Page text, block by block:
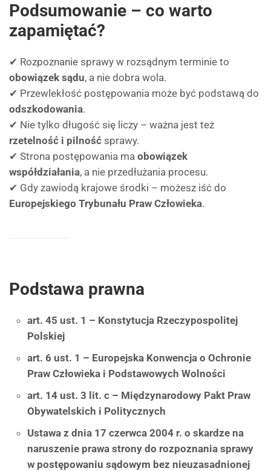
Podsumowanie – co warto
zapamiętać?
✔ Rozpoznanie sprawy w rozsądnym terminie to
obowiązek sądu, a nie dobra wola.
✔ Przewlekłość postępowania może być podstawą do
odszkodowania.
✔ Nie tylko długość się liczy – ważna jest też
rzetelność i pilność sprawy.
✔ Strona postępowania ma obowiązek
współdziałania, a nie przedłużania procesu.
✔ Gdy zawiodą krajowe środki – możesz iść do
Europejskiego Trybunału Praw Człowieka.
Podstawa prawna
art. 45 ust. 1 – Konstytucja Rzeczypospolitej
Polskiej
art. 6 ust. 1 – Europejska Konwencja o Ochronie
Praw Człowieka i Podstawowych Wolności
art. 14 ust. 3 lit. c – Międzynarodowy Pakt Praw
Obywatelskich i Politycznych
Ustawa z dnia 17 czerwca 2004 r. o skardze na
naruszenie prawa strony do rozpoznania sprawy
w postępowaniu sądowym bez nieuzasadnionej